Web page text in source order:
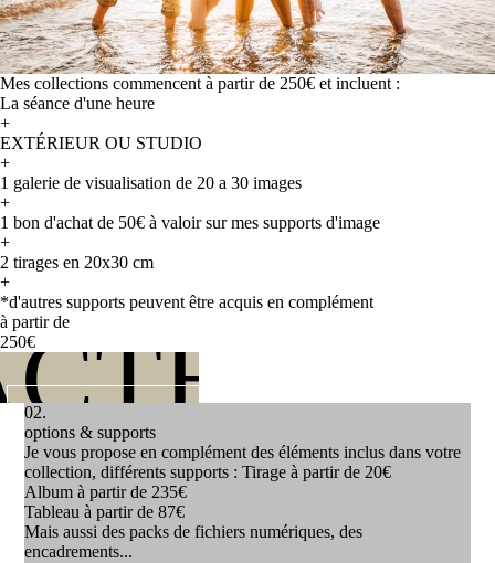
Mes collections commencent à partir de 250€ et incluent :
La séance d'une heure
+
EXTÉRIEUR OU STUDIO
+
1 galerie de visualisation de 20 a 30 images
+
1 bon d'achat de 50€ à valoir sur mes supports d'image
+
2 tirages en 20x30 cm
+
*d'autres supports peuvent être acquis en complément
à partir de
250€
02.
options & supports
Je vous propose en complément des éléments inclus dans votre
collection, différents supports : Tirage à partir de 20€
Album à partir de 235€
Tableau à partir de 87€
Mais aussi des packs de fichiers numériques, des
encadrements...